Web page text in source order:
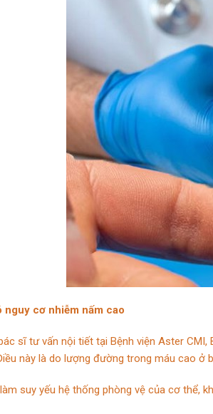
nguy cơ nhiễm nấm cao
sĩ tư vấn nội tiết tại Bệnh viện Aster
này là do lượng đường trong máu cao
suy yếu hệ thống phòng vệ của cơ thể,